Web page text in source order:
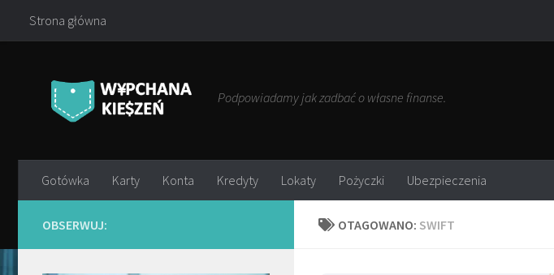
Przejdź do treści
Strona główna
Podpowiadamy jak zadbać o własne finanse.
Gotówka Karty Konta Kredyty Lokaty Pożyczki Ubezpieczenia
OTAGOWANO: SWIFT
OBSERWUJ: